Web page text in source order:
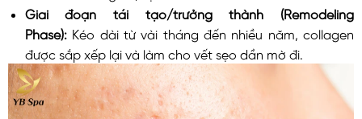
Giai đoạn tái tạo/trưởng thành (Remodeling
Phase): Kéo dài từ vài tháng đến nhiều năm, collagen
được sắp xếp lại và làm cho vết sẹo dần mờ đi.